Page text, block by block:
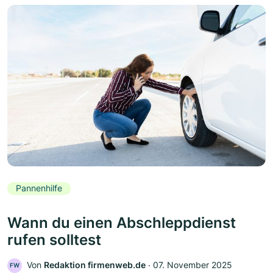
Pannenhilfe
Wann du einen Abschleppdienst
rufen solltest
FW Von Redaktion firmenweb.de ‧ 07. November 2025